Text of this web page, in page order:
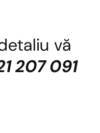
vă
207 091